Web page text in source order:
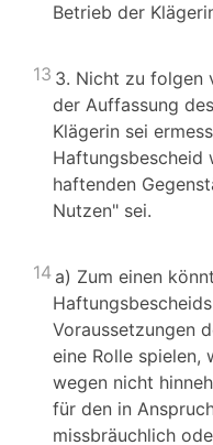
Betrieb der
13 3. Nicht zu folgen
der Auffassung
Klägerin sei
Haftungsbescheid
haftenden
Nutzen" sei.
14 a) Zum einen
Voraussetzungen
eine Rolle spielen,
wegen nicht
für den in
missbräuchlich